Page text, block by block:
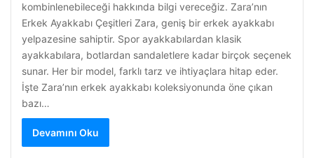
kombinlenebileceği hakkında bilgi vereceğiz. Zara’nın
Erkek Ayakkabı Çeşitleri Zara, geniş bir erkek ayakkabı
yelpazesine sahiptir. Spor ayakkabılardan klasik
ayakkabılara, botlardan sandaletlere kadar birçok seçenek
sunar. Her bir model, farklı tarz ve ihtiyaçlara hitap eder.
İşte Zara’nın erkek ayakkabı koleksiyonunda öne çıkan
bazı…
Devamını Oku